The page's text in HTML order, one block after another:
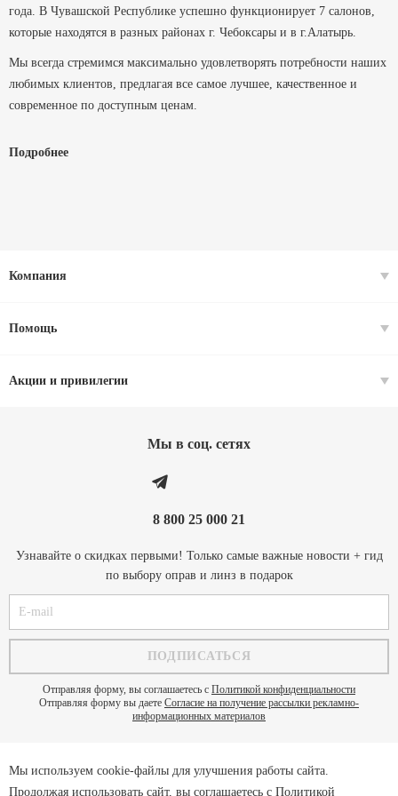
года. В Чувашской Республике успешно функционирует 7 салонов,
которые находятся в разных районах г. Чебоксары и в г.Алатырь.
Мы всегда стремимся максимально удовлетворять потребности наших
любимых клиентов, предлагая все самое лучшее, качественное и
современное по доступным ценам.
Подробнее
Компания
Помощь
Акции и привилегии
Мы в соц. cетях
8 800 25 000 21
Узнавайте о скидках первыми! Только самые важные новости + гид
по выбору оправ и линз в подарок
Отправляя форму, вы соглашаетесь с Политикой конфиденциальности
Отправляя форму вы даете Согласие на получение рассылки рекламно-
информационных материалов
Политика конфиденциальности
Мы используем cookie-файлы для улучшения работы сайта.
Продолжая использовать сайт, вы соглашаетесь с Политикой